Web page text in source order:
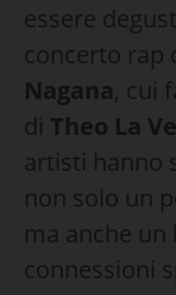
essere
concerto rap
Nagana, cui
di Theo La
artisti hanno
non solo un
ma anche
connessioni